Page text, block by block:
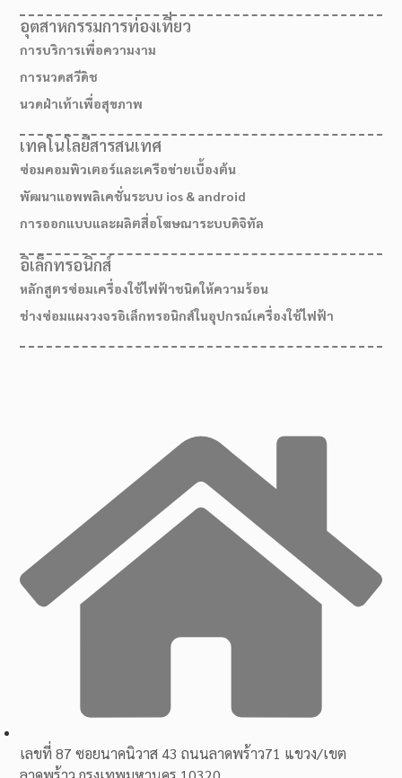
เลขที่ 87 ซอยนาคนิวาส 43 ถนนลาดพร้าว71 แขวง/เขต
อุตสาหกรรมการท่องเที่ยว
การบริการเพื่อความงาม
การนวดสวีดิช
นวดฝ่าเท้าเพื่อสุขภาพ
เทคโนโลยีสารสนเทศ
ซ่อมคอมพิวเตอร์และเครือข่ายเบื้องต้น
พัฒนาแอพพลิเคชั่นระบบ ios & android
การออกแบบและผลิตสื่อโฆษณาระบบดิจิทัล
อิเล็กทรอนิกส์
หลักสูตรซ่อมเครื่องใช้ไฟฟ้าชนิดให้ความร้อน
ช่างซ่อมแผงวงจรอิเล็กทรอนิกส์ในอุปกรณ์เครื่องใช้ไฟฟ้า